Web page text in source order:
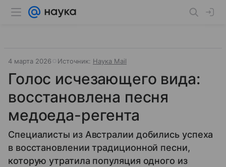
4 марта 2026 Источник: Наука Mail
Голос исчезающего вида:
восстановлена песня
медоеда-регента
Специалисты из Австралии добились успеха
в восстановлении традиционной песни,
которую утратила популяция одного из